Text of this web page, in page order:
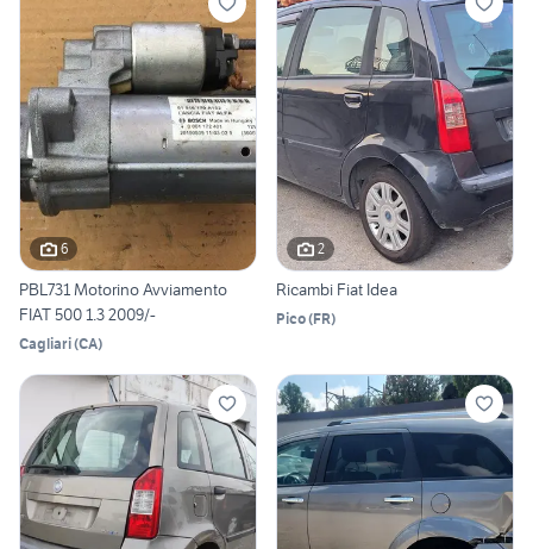
6
PBL731 Motorino Avviamento
FIAT 500 1.3 2009/-
Cagliari(CA)
2
Ricambi Fiat Idea
Pico(FR)